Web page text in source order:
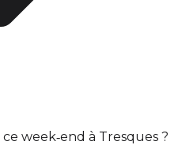
week‑end à Tresques ?